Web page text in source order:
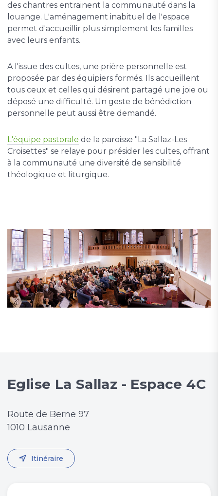
des chantres entrainent la communauté dans la
louange. L'aménagement inabituel de l'espace
permet d'accueillir plus simplement les familles
avec leurs enfants.
A l'issue des cultes, une prière personnelle est
proposée par des équipiers formés. Ils accueillent
tous ceux et celles qui désirent partagé une joie ou
déposé une difficulté. Un geste de bénédiction
personnelle peut aussi être demandé.
L'équipe pastorale de la paroisse "La Sallaz-Les
Croisettes" se relaye pour présider les cultes, offrant
à la communauté une diversité de sensibilité
théologique et liturgique.
Eglise La Sallaz - Espace 4C
Route de Berne 97
1010 Lausanne
Itinéraire